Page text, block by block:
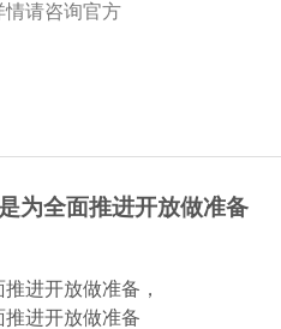
情请咨询官方
为全面推进开放做准备
进开放做准备，
进开放做准备